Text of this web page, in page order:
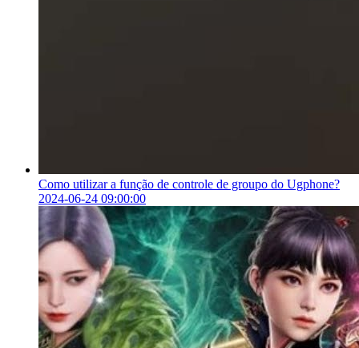
Como utilizar a função de controle de groupo do Ugphone?
2024-06-24 09:00:00